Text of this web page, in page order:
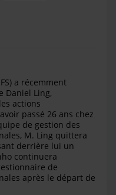
a récemment
Daniel Ling,
actions
passé 26 ans chez
de gestion des
M. Ling quittera
derrière lui un
continuera
de
après le départ de